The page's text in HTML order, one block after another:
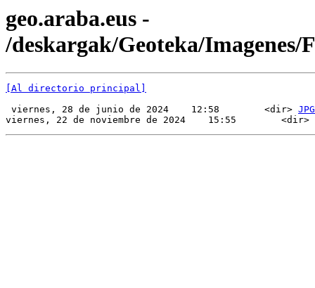
geo.araba.eus -
/deskargak/Geoteka/Imagenes/
[Al directorio principal]
viernes, 28 de junio de 2024    12:58        <dir> JPG
viernes, 22 de noviembre de 2024    15:55        <dir>